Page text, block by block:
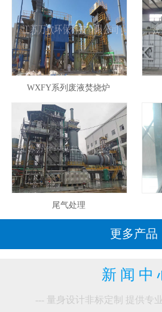
WXFY系列废液焚烧炉
尾气处理
更多产品
新 闻 中
--- 量身设计非标定制 提供专